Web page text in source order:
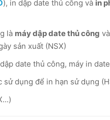
), in dập date thủ công và in
là máy dập date thủ công và
sản xuất (NSX)
date thủ công, máy in
dụng để in hạn sử dụng